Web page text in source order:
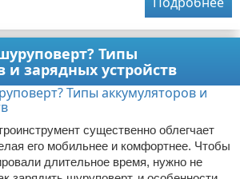
Типы
и зарядных устройств
существенно облегчает
его мобильнее и комфортнее. Чтобы
длительное время, нужно не